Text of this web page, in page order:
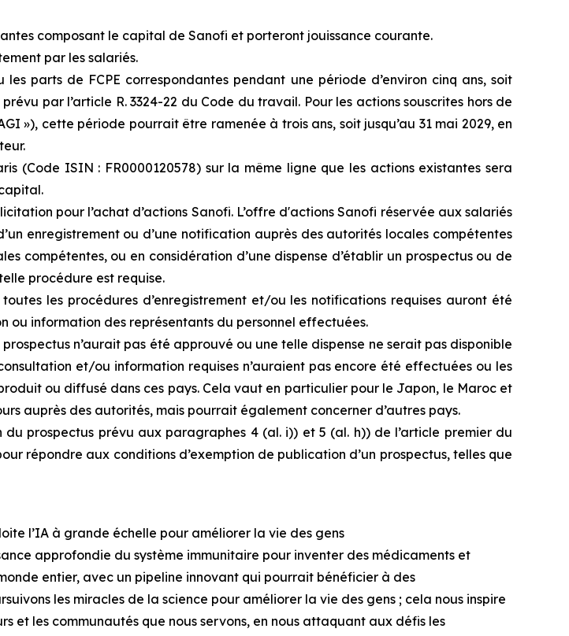
composant le capital de Sanofi et porteront jouissance courante.
par les salariés.
parts de FCPE correspondantes pendant une période d’environ cinq ans, soit
par l’article R. 3324-22 du Code du travail. Pour les actions souscrites hors de
»), cette période pourrait être ramenée à trois ans, soit jusqu’au 31 mai 2029, en
(Code ISIN : FR0000120578) sur la même ligne que les actions existantes sera
pour l’achat d’actions Sanofi. L’offre d'actions Sanofi réservée aux salariés
enregistrement ou d’une notification auprès des autorités locales compétentes
compétentes, ou en considération d’une dispense d’établir un prospectus ou de
procédure est requise.
les procédures d’enregistrement et/ou les notifications requises auront été
ou information des représentants du personnel effectuées.
n’aurait pas été approuvé ou une telle dispense ne serait pas disponible
et/ou information requises n’auraient pas encore été effectuées ou les
ou diffusé dans ces pays. Cela vaut en particulier pour le Japon, le Maroc et
auprès des autorités, mais pourrait également concerner d’autres pays.
prospectus prévu aux paragraphes 4 (al. i)) et 5 (al. h)) de l’article premier du
répondre aux conditions d’exemption de publication d’un prospectus, telles que
l’IA à grande échelle pour améliorer la vie des gens
approfondie du système immunitaire pour inventer des médicaments et
entier, avec un pipeline innovant qui pourrait bénéficier à des
les miracles de la science pour améliorer la vie des gens ; cela nous inspire
et les communautés que nous servons, en nous attaquant aux défis les